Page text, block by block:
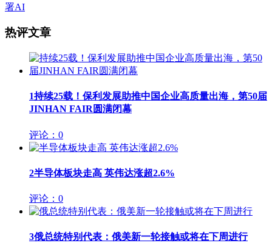
署AI
热评文章
1持续25载！保利发展助推中国企业高质量出海，第50届
JINHAN FAIR圆满闭幕
评论：0
2半导体板块走高 英伟达涨超2.6%
评论：0
3俄总统特别代表：俄美新一轮接触或将在下周进行